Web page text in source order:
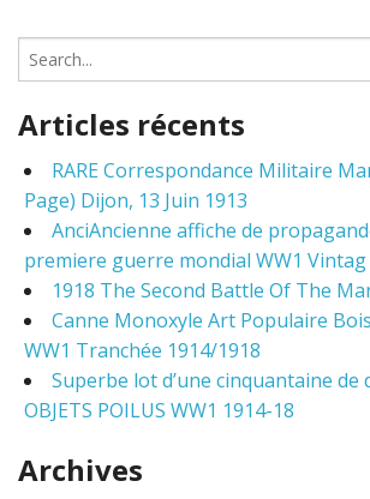
e
r
h
o
Articles récents
RARE Correspondance Militaire
Page) Dijon, 13 Juin 1913
AnciAncienne affiche de
premiere guerre mondial WW1 Vintag
1918 The Second Battle Of The
Canne Monoxyle Art Populaire
WW1 Tranchée 1914/1918
Superbe lot d’une cinquantaine de
OBJETS POILUS WW1 1914-18
Archives